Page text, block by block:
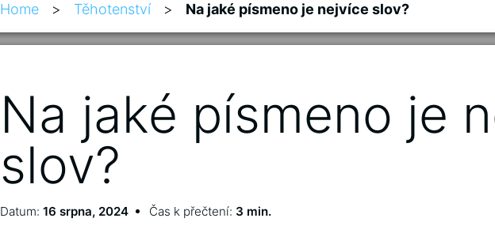
Home > Těhotenství > Na jaké písmeno je nejvíce slov?
Na jaké písmeno je
slov?
Datum: 16 srpna, 2024 Čas k přečtení: 3 min.